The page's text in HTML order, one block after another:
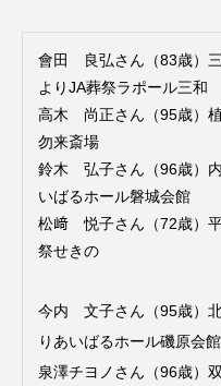
會田 良弘さん（83歳）
よりJA葬祭ラポール三和
高木 尚正さん（95歳）
勿来斎場
鈴木 弘子さん（96歳）
いばるホール磐城会館
松﨑 悦子さん（72歳）
祭せきの
今内 文子さん（95歳）
りあいばるホール磯原会館
泉澤チヨノさん（96歳）